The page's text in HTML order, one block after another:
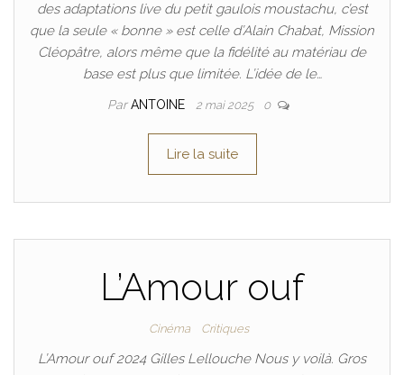
des adaptations live du petit gaulois moustachu, c’est
que la seule « bonne » est celle d’Alain Chabat, Mission
Cléopâtre, alors même que la fidélité au matériau de
base est plus que limitée. L’idée de le…
ParANTOINE 2 mai 2025 0
Lire la suite
L’Amour ouf
Cinéma Critiques
L’Amour ouf 2024 Gilles Lellouche Nous y voilà. Gros